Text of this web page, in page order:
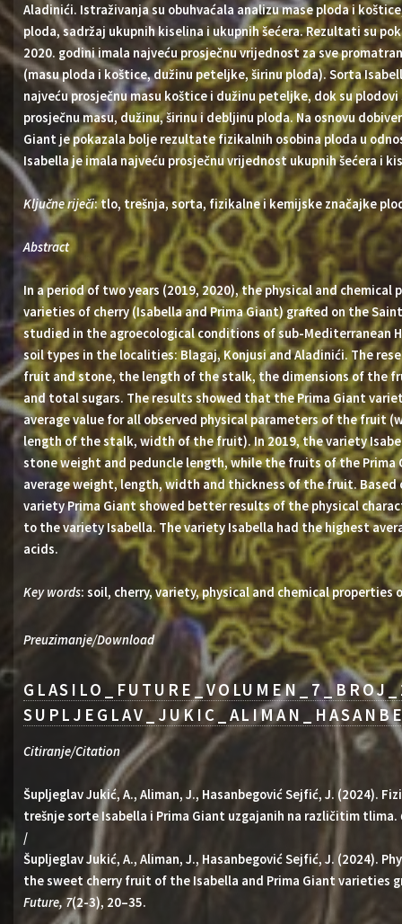
Aladinići. Istraživanja su obuhvaćala analizu mase ploda i
ploda, sadržaj ukupnih kiselina i ukupnih šećera. Rezultati su
2020. godini imala najveću prosječnu vrijednost za sve
(masu ploda i koštice, dužinu peteljke, širinu ploda). Sorta
najveću prosječnu masu koštice i dužinu peteljke, dok su
prosječnu masu, dužinu, širinu i debljinu ploda. Na osnovu
Giant je pokazala bolje rezultate fizikalnih osobina ploda u
Isabella je imala najveću prosječnu vrijednost ukupnih šećera i
Ključne riječi: tlo, trešnja, sorta, fizikalne i kemijske značajke
Abstract
In a period of two years (2019, 2020), the physical and
varieties of cherry (Isabella and Prima Giant) grafted on the
studied in the agroecological conditions of sub-Mediterranean
soil types in the localities: Blagaj, Konjusi and Aladinići. The
fruit and stone, the length of the stalk, the dimensions of the
and total sugars. The results showed that the Prima Giant
average value for all observed physical parameters of the fruit
length of the stalk, width of the fruit). In 2019, the variety
stone weight and peduncle length, while the fruits of the
average weight, length, width and thickness of the fruit. Based
variety Prima Giant showed better results of the physical
to the variety Isabella. The variety Isabella had the highest
acids.
Key words: soil, cherry, variety, physical and chemical
Preuzimanje/Download
Citiranje/Citation
Šupljeglav Jukić, A., Aliman, J., Hasanbegović Sejfić, J. (2024).
trešnje sorte Isabella i Prima Giant uzgajanih na različitim tlima.
/
Šupljeglav Jukić, A., Aliman, J., Hasanbegović Sejfić, J. (2024).
the sweet cherry fruit of the Isabella and Prima Giant varieties
Future, 7(2-3), 20–35.